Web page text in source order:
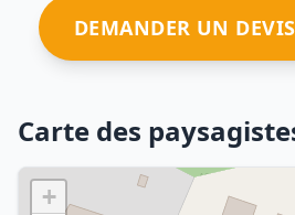
DEMANDER UN
Carte des
+